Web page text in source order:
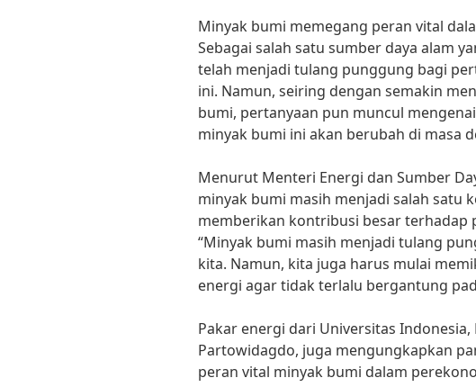
Minyak bumi memegang peran vital
Sebagai salah satu sumber daya alam
telah menjadi tulang punggung bagi
ini. Namun, seiring dengan semakin
bumi, pertanyaan pun muncul
minyak bumi ini akan berubah di masa
Menurut Menteri Energi dan Sumber
minyak bumi masih menjadi salah satu
memberikan kontribusi besar terhadap
“Minyak bumi masih menjadi tulang
kita. Namun, kita juga harus mulai
energi agar tidak terlalu bergantung
Pakar energi dari Universitas
Partowidagdo, juga mengungkapkan
peran vital minyak bumi dalam